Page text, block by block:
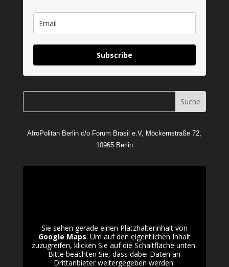
Subscribe
AfroPolitan Berlin c/o Forum Brasil e.V, Möckernstraße 72,
10965 Berlin
Sie sehen gerade einen Platzhalterinhalt von
Google Maps. Um auf den eigentlichen Inhalt
zuzugreifen, klicken Sie auf die Schaltfläche unten.
Bitte beachten Sie, dass dabei Daten an
Drittanbieter weitergegeben werden.